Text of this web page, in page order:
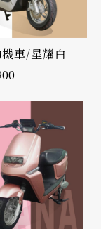
車/星耀白